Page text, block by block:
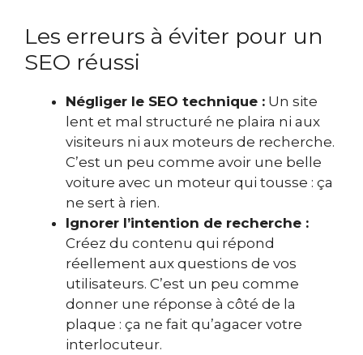
Les erreurs à éviter pour un
SEO réussi
Négliger le SEO technique : Un site
lent et mal structuré ne plaira ni aux
visiteurs ni aux moteurs de recherche.
C’est un peu comme avoir une belle
voiture avec un moteur qui tousse : ça
ne sert à rien.
Ignorer l’intention de recherche :
Créez du contenu qui répond
réellement aux questions de vos
utilisateurs. C’est un peu comme
donner une réponse à côté de la
plaque : ça ne fait qu’agacer votre
interlocuteur.